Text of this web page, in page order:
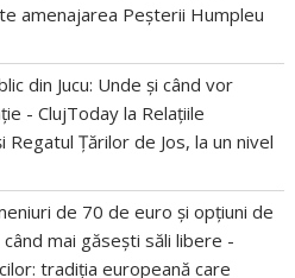
amenajarea Peșterii Humpleu
din Jucu: Unde și când vor
- ClujToday la Relațiile
Țărilor de Jos, la un nivel
de 70 de euro și opțiuni de
mai găsești săli libere -
tradiția europeană care